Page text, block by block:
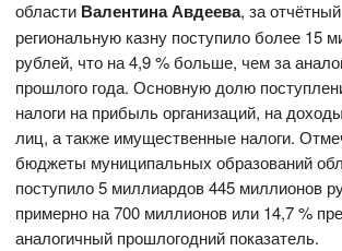
области Валентина Авдеева, за
региональную казну поступило более 15
рублей, что на 4,9 % больше, чем за
прошлого года. Основную долю
налоги на прибыль организаций, на
лиц, а также имущественные налоги.
бюджеты муниципальных образований
поступило 5 миллиардов 445 миллионов
примерно на 700 миллионов или 14,7 %
аналогичный прошлогодний показатель.